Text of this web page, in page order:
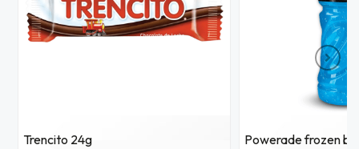
Trencito 24g Powerade frozen